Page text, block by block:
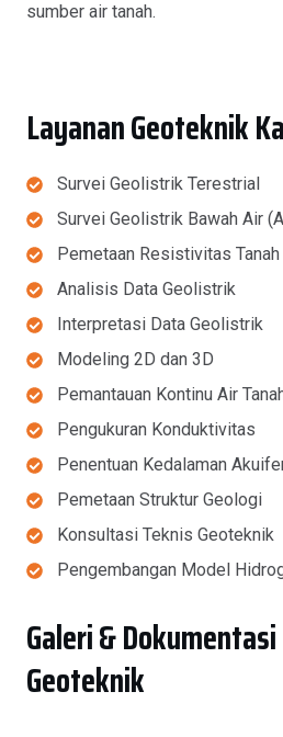
sumber air tanah.
Layanan Geoteknik
Survei Geolistrik Terestrial
Survei Geolistrik Bawah Air
Pemetaan Resistivitas Tanah
Analisis Data Geolistrik
Interpretasi Data Geolistrik
Modeling 2D dan 3D
Pemantauan Kontinu Air
Pengukuran Konduktivitas
Penentuan Kedalaman
Pemetaan Struktur Geologi
Konsultasi Teknis Geoteknik
Pengembangan Model
Galeri &
Geoteknik